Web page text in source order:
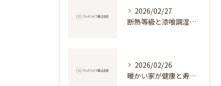
2026/02/27
断熱等級と漆喰調湿で実現する快適新築戸建て
2026/02/26
暖かい家が健康と寿命を支える理由